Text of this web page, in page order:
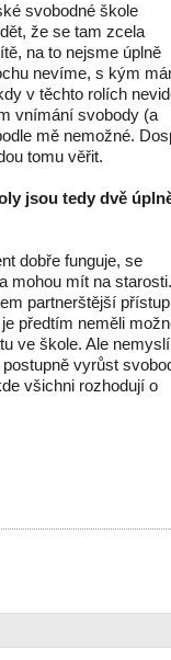
svobodné škole
že se tam zcela
na to nejsme úplně
nevíme, s kým
v těchto rolích
vnímání svobody (a
mě nemožné.
tomu věřit.
jsou tedy dvě
dobře funguje, se
mohou mít na starosti.
partnerštější
předtím neměli
ve škole. Ale
vyrůst
všichni rozhodují o